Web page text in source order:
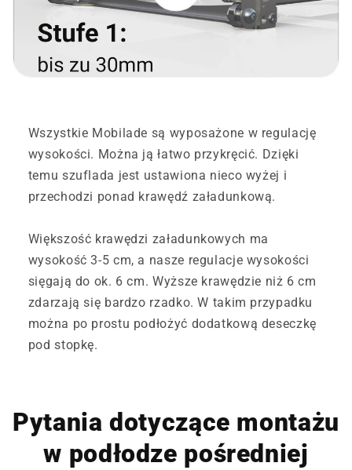
Wszystkie Mobilade są wyposażone w regulację
wysokości. Można ją łatwo przykręcić. Dzięki
temu szuflada jest ustawiona nieco wyżej i
przechodzi ponad krawędź załadunkową.
Większość krawędzi załadunkowych ma
wysokość 3-5 cm, a nasze regulacje wysokości
sięgają do ok. 6 cm. Wyższe krawędzie niż 6 cm
zdarzają się bardzo rzadko. W takim przypadku
można po prostu podłożyć dodatkową deseczkę
pod stopkę.
Pytania dotyczące montażu
w podłodze pośredniej